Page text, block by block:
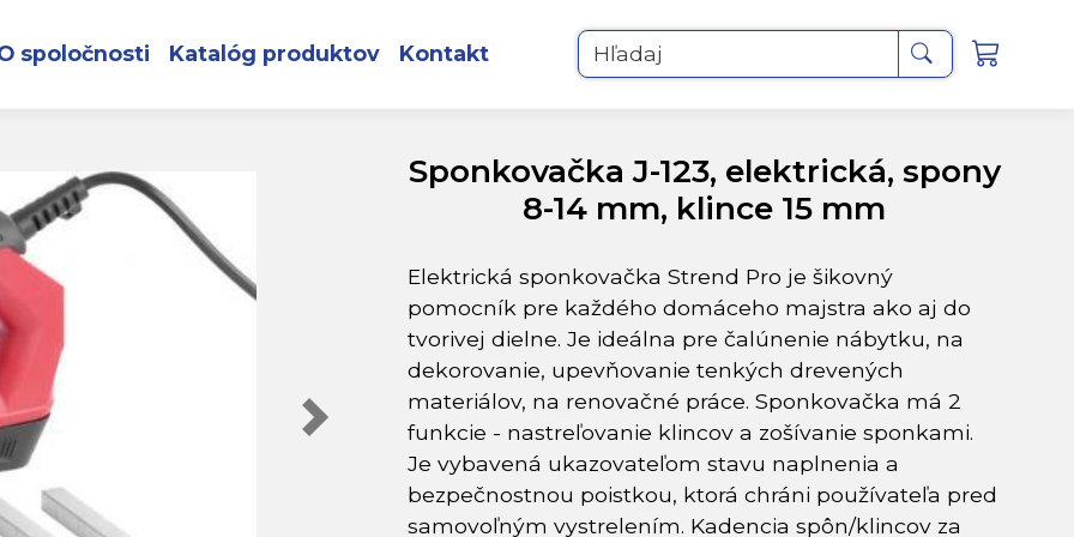
spoločnosti Katalóg produktov Kontakt Hľadaj
Sponkovačka J-123, elektrická, spony
8-14 mm, klince 15 mm
Elektrická sponkovačka Strend Pro je šikovný
pomocník pre každého domáceho majstra ako aj do
tvorivej dielne. Je ideálna pre čalúnenie nábytku, na
dekorovanie, upevňovanie tenkých drevených
materiálov, na renovačné práce. Sponkovačka má 2
funkcie - nastreľovanie klincov a zošívanie sponkami.
Je vybavená ukazovateľom stavu naplnenia a
bezpečnostnou poistkou, ktorá chráni používateľa pred
samovoľným vystrelením. Kadencia spôn/klincov za